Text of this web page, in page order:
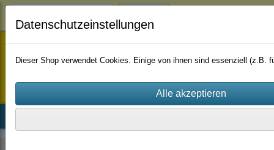
staufenbiel-berlin
Datenschutzeinstellungen
Dieser Shop verwendet Cookies. Einige von ihnen sind essenziell (z.B.